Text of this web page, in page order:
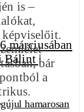
hamarosan
is –
képviselőit.
bár
a